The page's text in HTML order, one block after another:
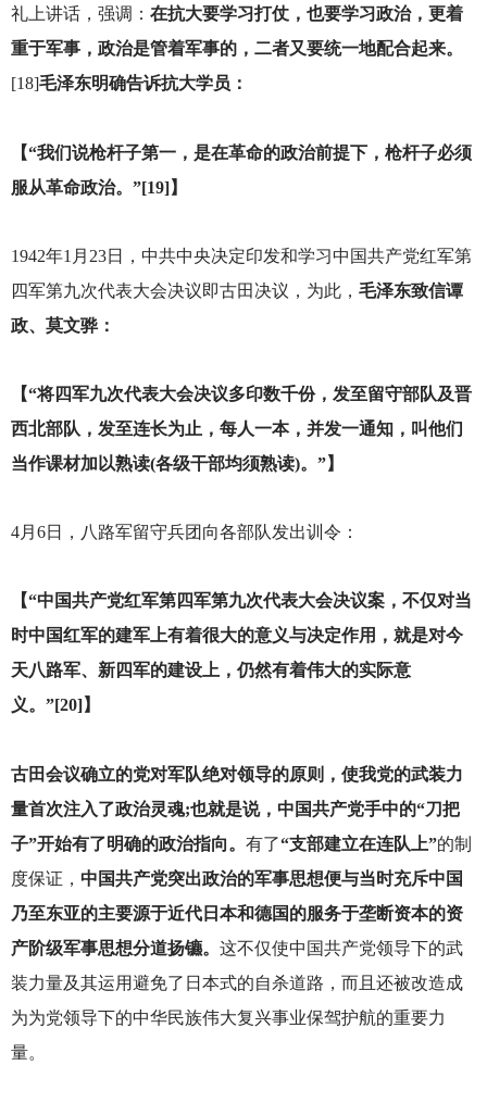
礼上讲话，强调： 在抗大要学习打仗，也要学习政治，更着
重于军事，政治是管着军事的，二者又要统一地配合起来。
[18]毛泽东明确告诉抗大学员：
【“我们说枪杆子第一，是在革命的政治前提下，枪杆子必须
服从革命政治。”[19]】
1942年1月23日，中共中央决定印发和学习中国共产党红军第
四军第九次代表大会决议即古田决议，为此， 毛泽东致信谭
政、莫文骅：
【“将四军九次代表大会决议多印数千份，发至留守部队及晋
西北部队，发至连长为止，每人一本，并发一通知，叫他们
当作课材加以熟读(各级干部均须熟读)。”】
4月6日，八路军留守兵团向各部队发出训令：
【“中国共产党红军第四军第九次代表大会决议案，不仅对当
时中国红军的建军上有着很大的意义与决定作用，就是对今
天八路军、新四军的建设上，仍然有着伟大的实际意
义。”[20]】
古田会议确立的党对军队绝对领导的原则，使我党的武装力
量首次注入了政治灵魂;也就是说，中国共产党手中的“刀把
子”开始有了明确的政治指向。 有了“支部建立在连队上”的制
度保证， 中国共产党突出政治的军事思想便与当时充斥中国
乃至东亚的主要源于近代日本和德国的服务于垄断资本的资
产阶级军事思想分道扬镳。 这不仅使中国共产党领导下的武
装力量及其运用避免了日本式的自杀道路，而且还被改造成
为为党领导下的中华民族伟大复兴事业保驾护航的重要力
量。